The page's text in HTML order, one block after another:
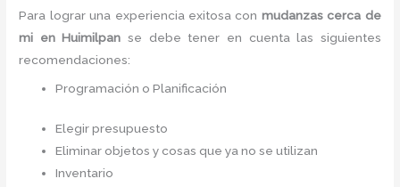
Para lograr una experiencia exitosa con mudanzas cerca de
mi en Huimilpanse debe tener en cuenta las siguientes
recomendaciones:
Programación o Planificación
Elegir presupuesto
Eliminar objetos y cosas que ya no se utilizan
Inventario